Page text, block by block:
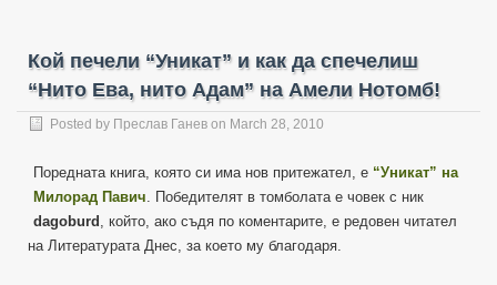
Кой печели “Уникат” и как да спечелиш
“Нито Ева, нито Адам” на Амели Нотомб!
Posted by Преслав Ганев on March 28, 2010
Поредната книга, която си има нов притежател, е “Уникат” на
Милорад Павич . Победителят в томболата е човек с ник
dagoburd , който, ако съдя по коментарите, е редовен читател
на Литературата Днес, за което му благодаря.